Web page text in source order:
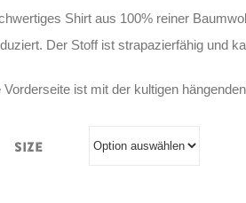
Shirt aus 100% reiner
Der Stoff ist strapazierfähig und
Vorderseite ist mit der kultigen
Size